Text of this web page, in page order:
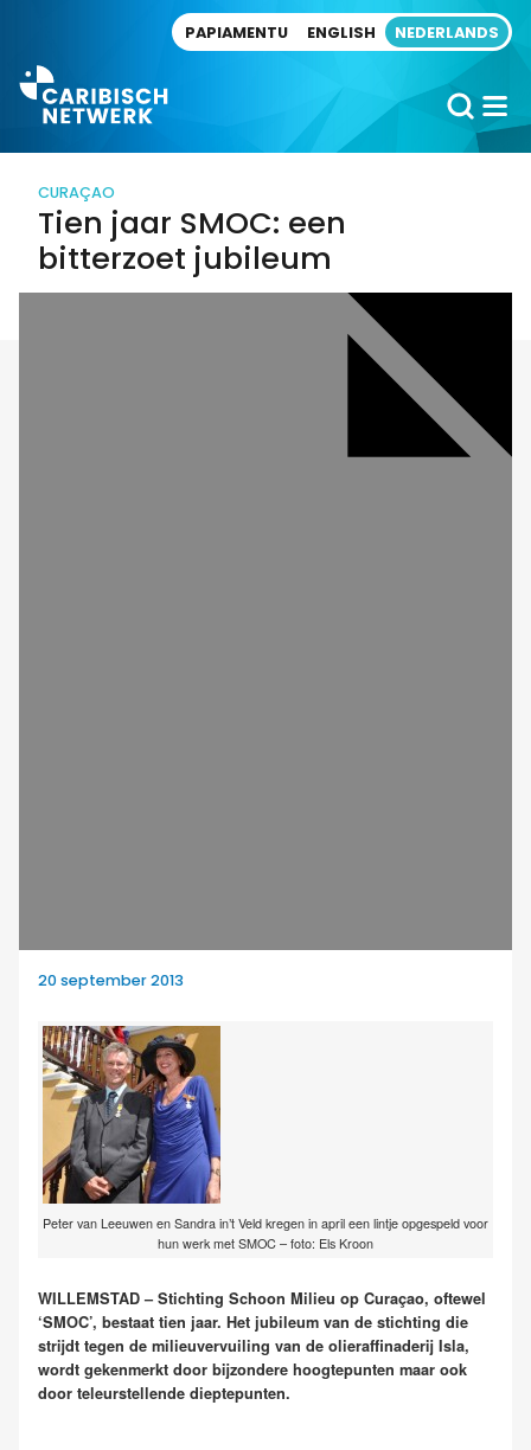
PAPIAMENTU ENGLISH NEDERLANDS
CURAÇAO
Tien jaar SMOC: een
bitterzoet jubileum
20 september 2013
Peter van Leeuwen en Sandra in’t Veld kregen in april een lintje opgespeld voor
hun werk met SMOC – foto: Els Kroon
WILLEMSTAD – Stichting Schoon Milieu op Curaçao, oftewel
‘SMOC’, bestaat tien jaar. Het jubileum van de stichting die
strijdt tegen de milieuvervuiling van de olieraffinaderij Isla,
wordt gekenmerkt door bijzondere hoogtepunten maar ook
door teleurstellende dieptepunten.